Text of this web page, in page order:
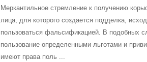
Меркантильное стремление к получению
лица, для которого создается подделка,
пользоваться фальсификацией. В подобных
пользование определенными льготами и
имеют права поль ...